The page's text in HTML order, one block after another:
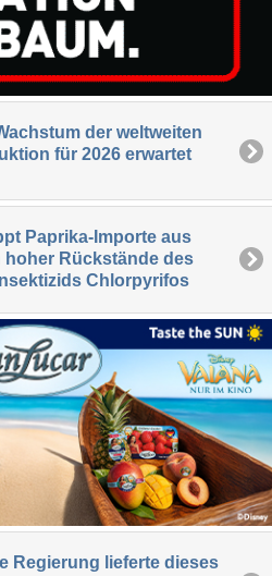
der weltweiten
für 2026 erwartet
Paprika-Importe aus
hoher Rückstände des
Chlorpyrifos
Regierung lieferte dieses